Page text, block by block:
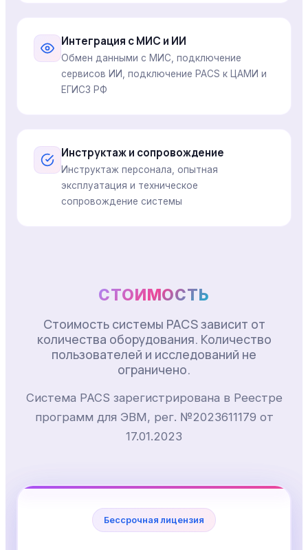
Интеграция с МИС и ИИ
Обмен данными с МИС, подключение
сервисов ИИ, подключение PACS к ЦАМИ и
ЕГИСЗ РФ
Инструктаж и сопровождение
Инструктаж персонала, опытная
эксплуатация и техническое
сопровождение системы
СТОИМОСТЬ
Стоимость системы PACS зависит от
количества оборудования. Количество
пользователей и исследований не
ограничено.
Система PACS зарегистрирована в Реестре
программ для ЭВМ, рег. №2023611179 от
17.01.2023
Бессрочная лицензия